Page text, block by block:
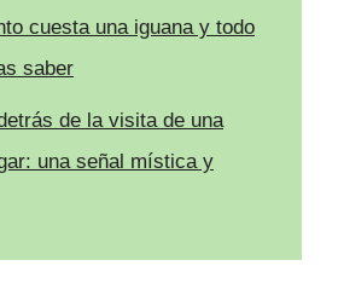
cuesta una iguana y todo
saber
de la visita de una
una señal mística y